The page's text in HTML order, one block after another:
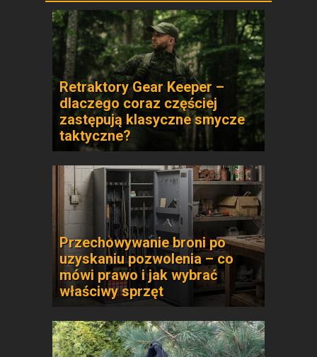
Retraktory Gear Keeper –
dlaczego coraz częściej
zastępują klasyczne smycze
taktyczne?
Przechowywanie broni po
uzyskaniu pozwolenia – co
mówi prawo i jak wybrać
właściwy sprzęt